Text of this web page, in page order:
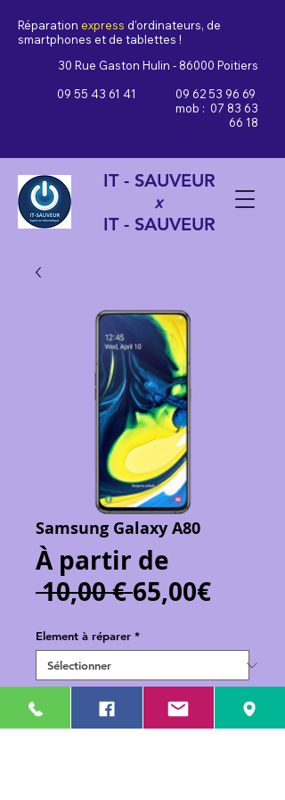
Réparation express d'ordinateurs, de
smartphones et de tablettes !
30 Rue Gaston Hulin - 86000 Poitiers
09 55 43 61 41
09 62 53 96 69
mob : 07 83 63
66 18
IT - SAUVEUR
x
IT - SAUVEUR
Samsung Galaxy A80
À partir de
10,00 € Prix
65,00€Prix
Element à réparer *
Ajouter au panier